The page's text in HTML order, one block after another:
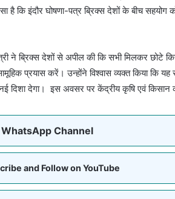
है कि इंदौर घोषणा-पत्र ब्रिक्स देशों के बीच
ने ब्रिक्स देशों से अपील की कि सभी मिलकर छोटे
प्रयास करें। उन्होंने विश्वास व्यक्त किया कि
दिशा देगा। इस अवसर पर केंद्रीय कृषि एवं किसान
Channel
and Follow on YouTube